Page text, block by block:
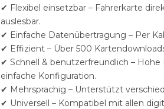
✔ Flexibel einsetzbar – Fahrerkarte
auslesbar.
✔ Einfache Datenübertragung – Per
✔ Effizient – Über 500
✔ Schnell & benutzerfreundlich –
einfache Konfiguration.
✔ Mehrsprachig – Unterstützt
✔ Universell – Kompatibel mit allen